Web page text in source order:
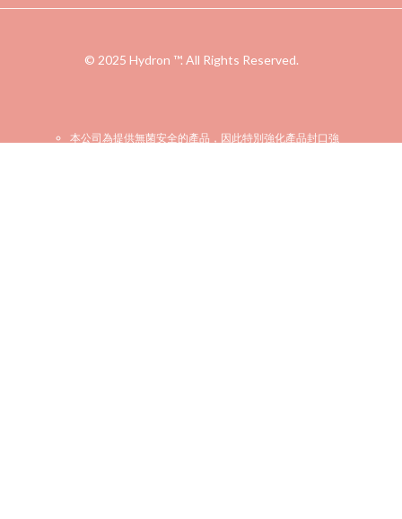
© 2025 Hydron ™. All Rights Reserved.
本公司為提供無菌安全的產品，因此特別強化產品封口強